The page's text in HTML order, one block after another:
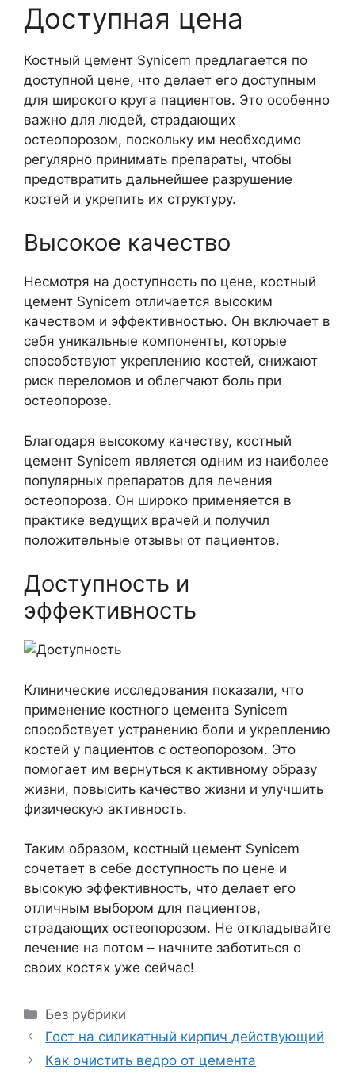
Доступная цена
Костный цемент Synicem предлагается по
доступной цене, что делает его доступным
для широкого круга пациентов. Это особенно
важно для людей, страдающих
остеопорозом, поскольку им необходимо
регулярно принимать препараты, чтобы
предотвратить дальнейшее разрушение
костей и укрепить их структуру.
Высокое качество
Несмотря на доступность по цене, костный
цемент Synicem отличается высоким
качеством и эффективностью. Он включает в
себя уникальные компоненты, которые
способствуют укреплению костей, снижают
риск переломов и облегчают боль при
остеопорозе.
Благодаря высокому качеству, костный
цемент Synicem является одним из наиболее
популярных препаратов для лечения
остеопороза. Он широко применяется в
практике ведущих врачей и получил
положительные отзывы от пациентов.
Доступность и
эффективность
Клинические исследования показали, что
применение костного цемента Synicem
способствует устранению боли и укреплению
костей у пациентов с остеопорозом. Это
помогает им вернуться к активному образу
жизни, повысить качество жизни и улучшить
физическую активность.
Таким образом, костный цемент Synicem
сочетает в себе доступность по цене и
высокую эффективность, что делает его
отличным выбором для пациентов,
страдающих остеопорозом. Не откладывайте
лечение на потом – начните заботиться о
своих костях уже сейчас!
Рубрики
Без рубрики
Гост на силикатный кирпич действующий
Как очистить ведро от цемента